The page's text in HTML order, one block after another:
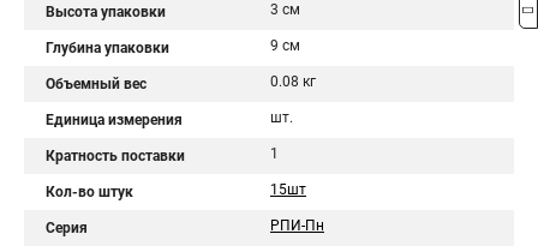
Высота упаковки 3 см
Глубина упаковки 9 см
Объемный вес 0.08 кг
Единица измерения шт.
Кратность поставки 1
Кол-во штук 15шт
Серия РПИ-Пн